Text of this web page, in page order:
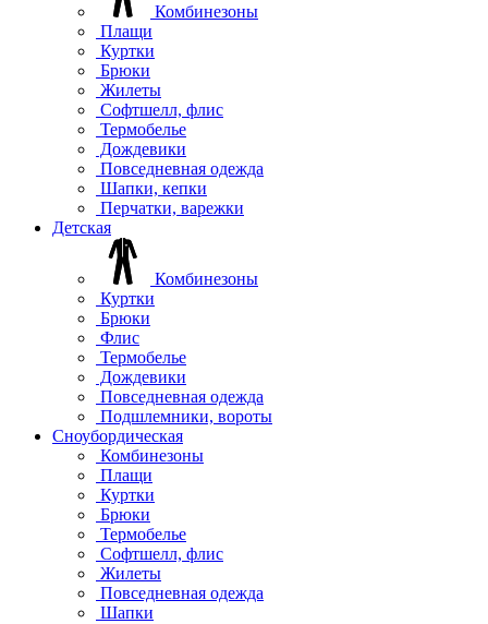
Комбинезоны
Плащи
Куртки
Брюки
Жилеты
Софтшелл, флис
Термобелье
Дождевики
Повседневная одежда
Шапки, кепки
Перчатки, варежки
Детская
Комбинезоны
Куртки
Брюки
Флис
Термобелье
Дождевики
Повседневная одежда
Подшлемники, вороты
Сноубордическая
Комбинезоны
Плащи
Куртки
Брюки
Термобелье
Софтшелл, флис
Жилеты
Повседневная одежда
Шапки